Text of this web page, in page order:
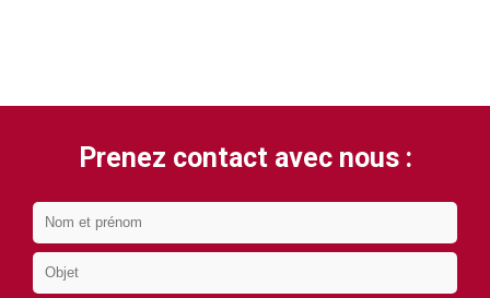
Prenez contact avec nous :